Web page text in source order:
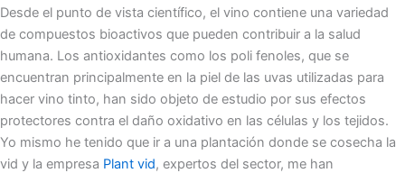
Desde el punto de vista científico, el vino contiene una variedad
de compuestos bioactivos que pueden contribuir a la salud
humana. Los antioxidantes como los poli fenoles, que se
encuentran principalmente en la piel de las uvas utilizadas para
hacer vino tinto, han sido objeto de estudio por sus efectos
protectores contra el daño oxidativo en las células y los tejidos.
Yo mismo he tenido que ir a una plantación donde se cosecha la
vid y la empresa Plant vid, expertos del sector, me han